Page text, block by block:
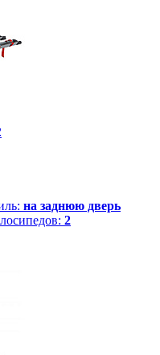
на заднюю дверь
2